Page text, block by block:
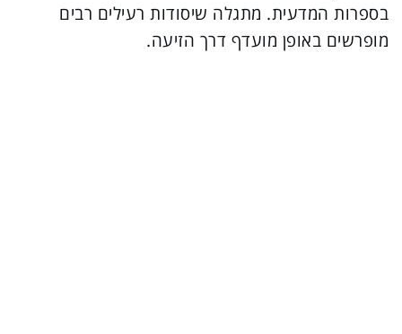
בספרות המדעית. מתגלה שיסודות רעילים רבים
מופרשים באופן מועדף דרך הזיעה.